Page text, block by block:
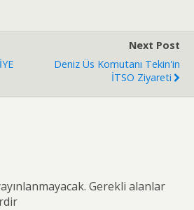
Next Post
Deniz Üs Komutanı Tekin'in
İTSO Ziyareti
Gerekli alanlar